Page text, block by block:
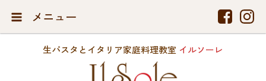
メニュー
生パスタとイタリア家庭料理教室 イルソーレ